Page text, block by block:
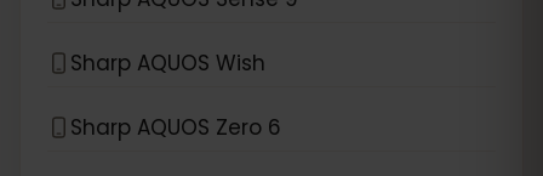
Sharp AQUOS Wish
Sharp AQUOS Zero 6